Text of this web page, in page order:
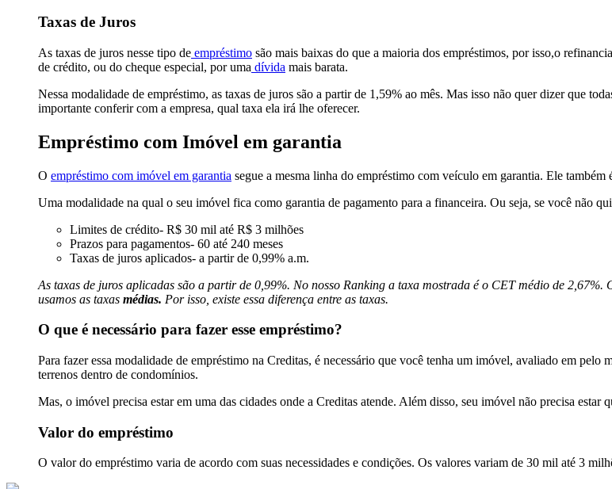
Taxas de Juros
As taxas de juros nesse tipo de empréstimo são mais baixas do que a maioria dos empréstimos, por isso,o
de crédito, ou do cheque especial, por uma dívida mais barata.
Nessa modalidade de empréstimo, as taxas de juros são a partir de 1,59% ao mês. Mas isso não quer dizer que
importante conferir com a empresa, qual taxa ela irá lhe oferecer.
Empréstimo com Imóvel em garantia
O empréstimo com imóvel em garantia segue a mesma linha do empréstimo com veículo em garantia. Ele
Uma modalidade na qual o seu imóvel fica como garantia de pagamento para a financeira. Ou seja, se você não
Limites de crédito- R$ 30 mil até R$ 3 milhões
Prazos para pagamentos- 60 até 240 meses
Taxas de juros aplicados- a partir de 0,99% a.m.
As taxas de juros aplicadas são a partir de 0,99%. No nosso Ranking a taxa mostrada é o CET médio de
usamos as taxas médias. Por isso, existe essa diferença entre as taxas.
O que é necessário para fazer esse empréstimo?
Para fazer essa modalidade de empréstimo na Creditas, é necessário que você tenha um imóvel, avaliado em
terrenos dentro de condomínios.
Mas, o imóvel precisa estar em uma das cidades onde a Creditas atende. Além disso, seu imóvel não precisa
Valor do empréstimo
O valor do empréstimo varia de acordo com suas necessidades e condições. Os valores variam de 30 mil até 3